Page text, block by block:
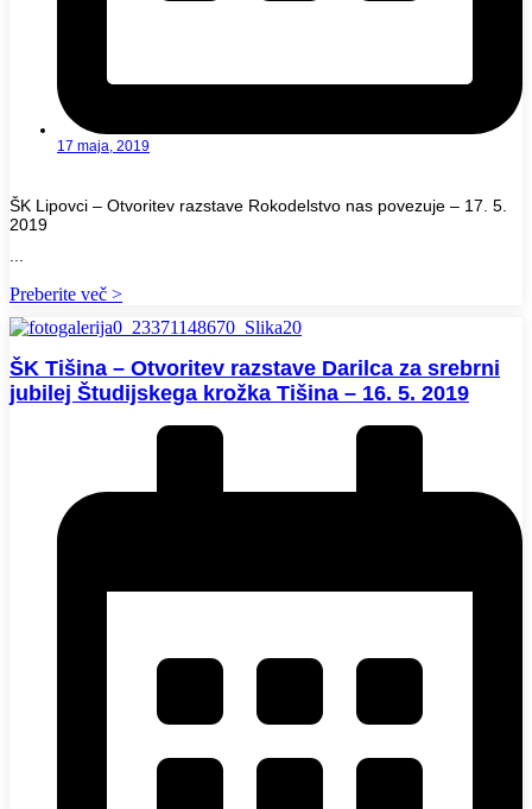
17 maja, 2019
ŠK Lipovci – Otvoritev razstave Rokodelstvo nas povezuje – 17. 5.
2019
Preberite več >
ŠK Tišina – Otvoritev razstave Darilca za srebrni
jubilej Študijskega krožka Tišina – 16. 5. 2019